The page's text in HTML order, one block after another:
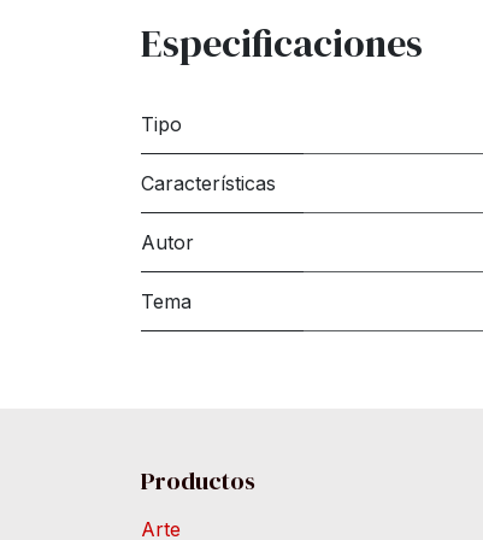
Especificaciones
Tipo
Características
Autor
Tema
Productos
Arte